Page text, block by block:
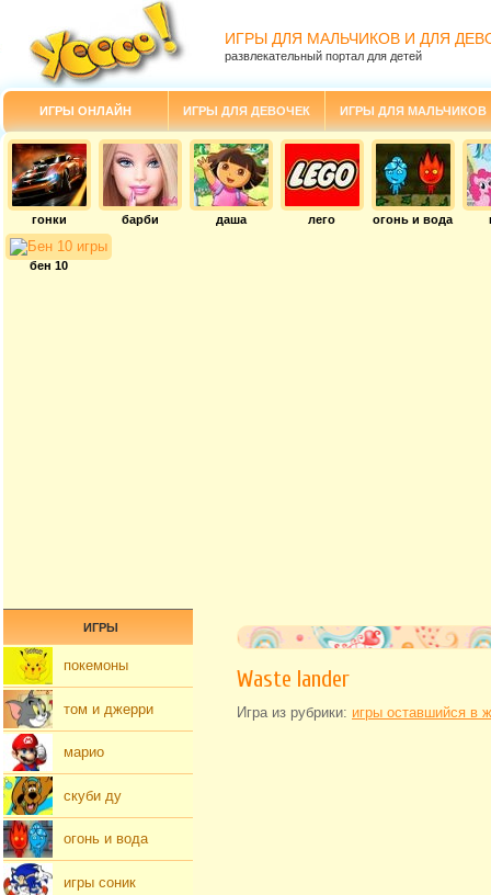
ИГРЫ ДЛЯ МАЛЬЧИКОВ И ДЛЯ
развлекательный портал для детей
ИГРЫ ОНЛАЙН ИГРЫ ДЛЯ ДЕВОЧЕК ИГРЫ ДЛЯ МАЛЬЧИКОВ
гонки барби даша лего огонь и вода
бен 10
Waste lander
Игра из рубрики: игры оставшийся в
ИГРЫ
покемоны
том и джерри
марио
скуби ду
огонь и вода
игры соник